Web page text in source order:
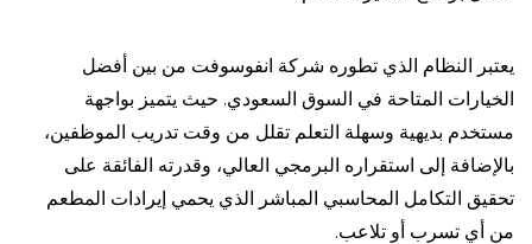
يعتبر النظام الذي تطوره شركة انفوسوفت من بين أفضل
الخيارات المتاحة في السوق السعودي. حيث يتميز بواجهة
مستخدم بديهية وسهلة التعلم تقلل من وقت تدريب الموظفين،
بالإضافة إلى استقراره البرمجي العالي، وقدرته الفائقة على
تحقيق التكامل المحاسبي المباشر الذي يحمي إيرادات المطعم
من أي تسرب أو تلاعب.